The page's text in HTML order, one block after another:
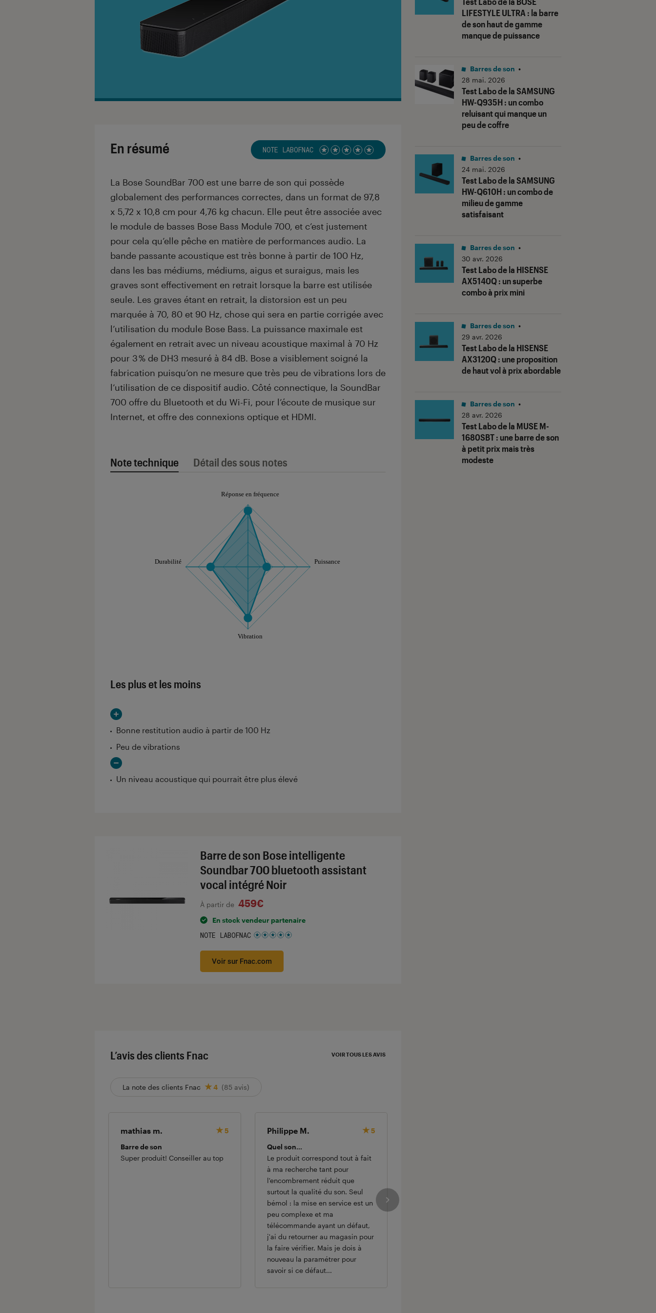
En résumé NOTE LABOFNAC Noté 5 étoiles sur 5
La Bose SoundBar 700 est une barre de son qui possède
globalement des performances correctes, dans un format de 97,8
x 5,72 x 10,8 cm pour 4,76 kg chacun. Elle peut être associée avec
le module de basses Bose Bass Module 700, et c’est justement
pour cela qu’elle pêche en matière de performances audio. La
bande passante acoustique est très bonne à partir de 100 Hz,
dans les bas médiums, médiums, aigus et suraigus, mais les
graves sont effectivement en retrait lorsque la barre est utilisée
seule. Les graves étant en retrait, la distorsion est un peu
marquée à 70, 80 et 90 Hz, chose qui sera en partie corrigée avec
l’utilisation du module Bose Bass. La puissance maximale est
également en retrait avec un niveau acoustique maximal à 70 Hz
pour 3 % de DH3 mesuré à 84 dB. Bose a visiblement soigné la
fabrication puisqu’on ne mesure que très peu de vibrations lors de
l’utilisation de ce dispositif audio. Côté connectique, la SoundBar
700 offre du Bluetooth et du Wi-Fi, pour l’écoute de musique sur
Internet, et offre des connexions optique et HDMI.
Note technique Détail des sous notes
Les plus et les moins
Bonne restitution audio à partir de 100 Hz
Peu de vibrations
Un niveau acoustique qui pourrait être plus élevé
Barre de son Bose intelligente
Soundbar 700 bluetooth assistant
vocal intégré Noir
À partir de 459€
En stock vendeur partenaire
NOTE LABOFNAC
Noté 5 étoiles sur 5
Voir sur Fnac.com
L’avis des clients Fnac VOIR TOUS LES AVIS
La note des clients Fnac 4 (85 avis)
mathias m.
5
Barre de son
Super produit! Conseiller au top
Philippe M.
5
Quel son...
Le produit correspond tout à fait
à ma recherche tant pour
l'encombrement réduit que
surtout la qualité du son. Seul
bémol : la mise en service est un
peu complexe et ma
télécommande ayant un défaut,
j'ai du retourner au magasin pour
la faire vérifier. Mais je dois à
nouveau la paramétrer pour
savoir si ce défaut...
LIFESTYLE ULTRA : la barre
de son haut de gamme
manque de puissance
Test Labo de la SAMSUNG
HW-Q935H : un combo
reluisant qui manque un
peu de coffre
Barres de son •
28 mai. 2026
Test Labo de la SAMSUNG
HW-Q610H : un combo de
milieu de gamme
satisfaisant
Barres de son •
24 mai. 2026
Test Labo de la HISENSE
AX5140Q : un superbe
combo à prix mini
Barres de son •
30 avr. 2026
Test Labo de la HISENSE
AX3120Q : une proposition
de haut vol à prix abordable
Barres de son •
29 avr. 2026
Test Labo de la MUSE M-
1680SBT : une barre de son
à petit prix mais très
modeste
Barres de son •
28 avr. 2026